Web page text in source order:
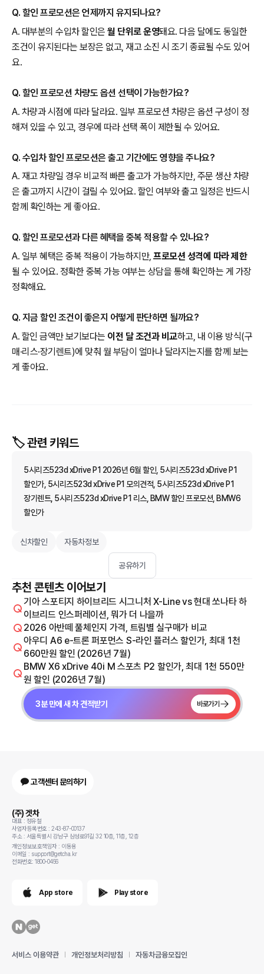
Q. 할인 프로모션은 언제까지 유지되나요?
A. 대부분의 수입차 할인은 월 단위로 운영돼요. 다음 달에도 동일한
조건이 유지된다는 보장은 없고, 재고 소진 시 조기 종료될 수도 있어
요.
Q. 할인 프로모션 차량도 옵션 선택이 가능한가요?
A. 차량과 시점에 따라 달라요. 일부 프로모션 차량은 옵션 구성이 정
해져 있을 수 있고, 경우에 따라 선택 폭이 제한될 수 있어요.
Q. 수입차 할인 프로모션은 출고 기간에도 영향을 주나요?
A. 재고 차량일 경우 비교적 빠른 출고가 가능하지만, 주문 생산 차량
은 출고까지 시간이 걸릴 수 있어요. 할인 여부와 출고 일정은 반드시
함께 확인하는 게 좋아요.
Q. 할인 프로모션과 다른 혜택을 중복 적용할 수 있나요?
A. 일부 혜택은 중복 적용이 가능하지만, 프로모션 성격에 따라 제한
될 수 있어요. 정확한 중복 가능 여부는 상담을 통해 확인하는 게 가장
정확해요.
Q. 지금 할인 조건이 좋은지 어떻게 판단하면 될까요?
A. 할인 금액만 보기보다는 이전 달 조건과 비교하고, 내 이용 방식(구
매·리스·장기렌트)에 맞춰 월 부담이 얼마나 달라지는지를 함께 보는
게 좋아요.
🏷️ 관련 키워드
5시리즈523d xDrive P1 2026년 6월 할인, 5시리즈523d xDrive P1
할인가, 5시리즈523d xDrive P1 모의견적, 5시리즈523d xDrive P1
장기렌트, 5시리즈523d xDrive P1 리스, BMW 할인 프로모션, BMW6
할인가
신차할인 자동차정보
공유하기
추천 콘텐츠 이어보기
기아 스포티지 하이브리드 시그니처 X-Line vs 현대 쏘나타 하
이브리드 인스퍼레이션, 뭐가 더 나을까
2026 아반떼 풀체인지 가격, 트림별 실구매가 비교
아우디 A6 e-트론 퍼포먼스 S-라인 플러스 할인가, 최대 1천
660만원 할인 (2026년 7월)
BMW X6 xDrive 40i M 스포츠 P2 할인가, 최대 1천 550만
원 할인 (2026년 7월)
3분 만에 새 차 견적받기 바로가기
고객센터 문의하기
(주) 겟차
대표 : 정유철
사업자등록번호 : 243-87-00137
주소 : 서울특별시 강남구 삼성로91길 32 10층, 11층, 12층
개인정보보호책임자 : 이동용
이메일 : support@getcha.kr
전화번호: 1800-0456
App store Play store
서비스 이용약관 개인정보처리방침 자동차금융모집인